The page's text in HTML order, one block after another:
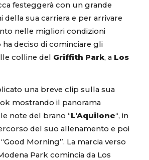
festeggerà con un grande
della sua carriera e per arrivare
nelle migliori condizioni
ha deciso di cominciare gli
colline del Griffith Park, a Los
una breve clip sulla sua
mostrando il panorama
note del brano “L’Aquilone“, in
del suo allenamento e poi
Morning”. La marcia verso
Park comincia da Los